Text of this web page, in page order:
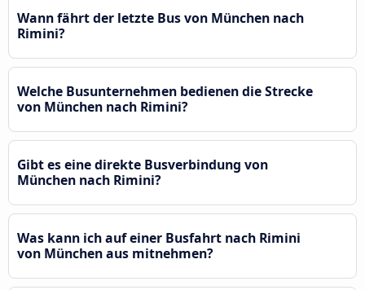
Wann fährt der letzte Bus von München nach
Rimini?
Welche Busunternehmen bedienen die Strecke
von München nach Rimini?
Gibt es eine direkte Busverbindung von
München nach Rimini?
Was kann ich auf einer Busfahrt nach Rimini
von München aus mitnehmen?